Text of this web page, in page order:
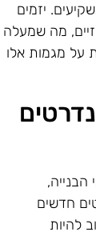
יזמים
מה שמעלה
על מגמות אלו
חדשים
להיות